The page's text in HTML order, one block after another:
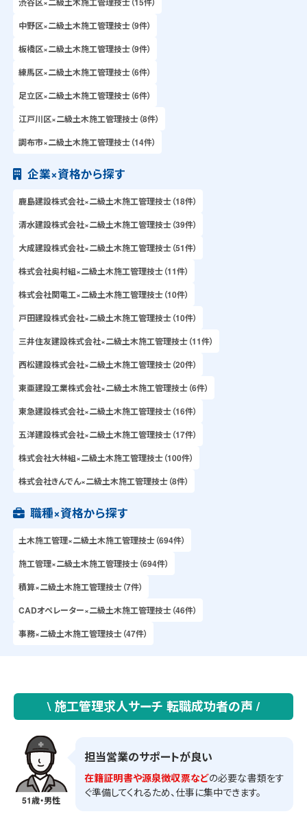
中野区×二級土木施工管理技士（9件）
板橋区×二級土木施工管理技士（9件）
練馬区×二級土木施工管理技士（6件）
足立区×二級土木施工管理技士（6件）
江戸川区×二級土木施工管理技士（8件）
調布市×二級土木施工管理技士（14件）
企業×資格から探す
鹿島建設株式会社×二級土木施工管理技士（18件）
清水建設株式会社×二級土木施工管理技士（39件）
大成建設株式会社×二級土木施工管理技士（51件）
株式会社奥村組×二級土木施工管理技士（11件）
株式会社関電工×二級土木施工管理技士（10件）
戸田建設株式会社×二級土木施工管理技士（10件）
三井住友建設株式会社×二級土木施工管理技士（11件）
西松建設株式会社×二級土木施工管理技士（20件）
東亜建設工業株式会社×二級土木施工管理技士（6件）
東急建設株式会社×二級土木施工管理技士（16件）
五洋建設株式会社×二級土木施工管理技士（17件）
株式会社大林組×二級土木施工管理技士（100件）
株式会社きんでん×二級土木施工管理技士（8件）
職種×資格から探す
土木施工管理×二級土木施工管理技士（694件）
施工管理×二級土木施工管理技士（694件）
積算×二級土木施工管理技士（7件）
CADオペレーター×二級土木施工管理技士（46件）
事務×二級土木施工管理技士（47件）
\ 施工管理求人サーチ 転職成功者の声 /
51歳・男性
担当営業のサポートが良い
在籍証明書や源泉徴収票などの必要な書類をす
ぐ準備してくれるため、仕事に集中できます。